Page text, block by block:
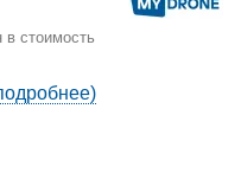
стоимость